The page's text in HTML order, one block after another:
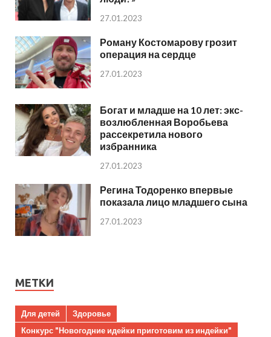
27.01.2023
Роману Костомарову грозит
операция на сердце
27.01.2023
Богат и младше на 10 лет: экс-
возлюбленная Воробьева
рассекретила нового
избранника
27.01.2023
Регина Тодоренко впервые
показала лицо младшего сына
27.01.2023
МЕТКИ
Для детей
Здоровье
Конкурс "Новогодние идейки приготовим из индейки"